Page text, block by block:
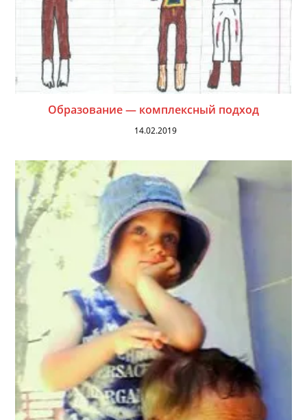
Образование — комплексный подход
14.02.2019